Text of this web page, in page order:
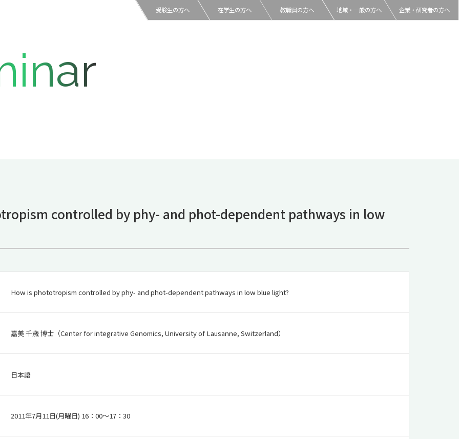
受験生の方へ 在学生の方へ 教職員の方へ 地域・一般の方へ 企業・研究者の方へ
controlled by phy- and phot-dependent pathways in low
How is phototropism controlled by phy- and phot-dependent pathways in low blue light?
嘉美 千歳 博士（Center for integrative Genomics, University of Lausanne, Switzerland）
日本語
2011年7月11日(月曜日) 16：00～17：30